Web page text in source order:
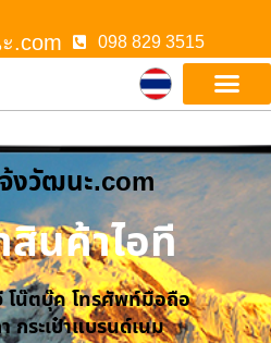
.com 098 829 3515
งวัฒนะ.com
สินค้าไอที
โน๊ตบุ๊ค โทรศัพท์มือถือ
กระเป๋าแบรนด์เนม